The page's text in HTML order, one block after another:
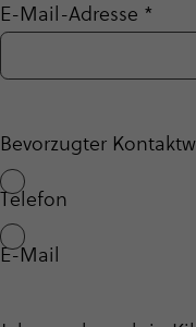
E-Mail-Adresse *
Bevorzugter
Telefon
E-Mail